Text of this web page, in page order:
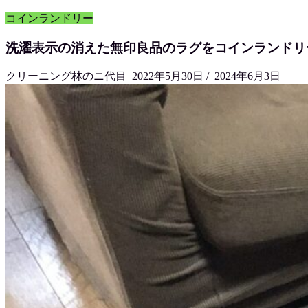
コインランドリー
洗濯表示の消えた無印良品のラグをコインランド
クリーニング林のニ代目 2022年5月30日 / 2024年6月3日